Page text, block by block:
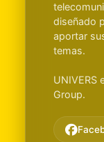
diseñado
aportar
temas.
UNIVERS
Group.